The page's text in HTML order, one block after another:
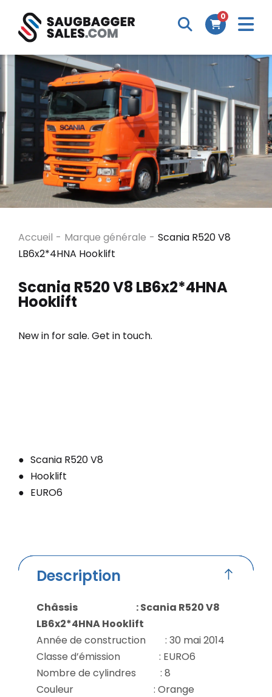
0
Accueil - Marque générale - Scania R520 V8
LB6x2*4HNA Hooklift
Scania R520 V8 LB6x2*4HNA
Hooklift
New in for sale. Get in touch.
Scania R520 V8
Hooklift
EURO6
Description
Châssis : Scania R520 V8
LB6x2*4HNA Hooklift
Année de construction : 30 mai 2014
Classe d’émission : EURO6
Nombre de cylindres : 8
Couleur : Orange